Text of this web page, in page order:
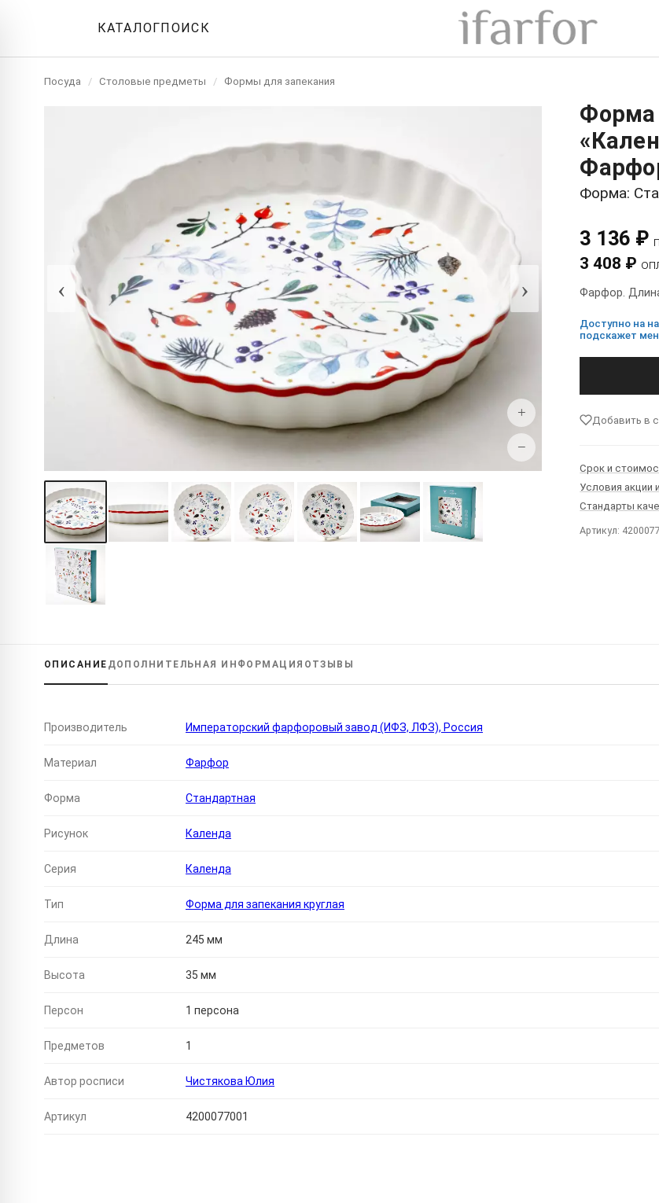
КАТАЛОГПОИСК
Посуда / Столовые предметы / Формы для запекания
‹ ›
+
−
Форма
Форма:
3 136 ₽
3 408 ₽
Фарфор.
Доступно на
подскажет
Добавить в
Срок и
Условия акции
Стандарты
Артикул:
ОПИСАНИЕ ДОПОЛНИТЕЛЬНАЯ ИНФОРМАЦИЯ ОТЗЫВЫ
Производитель Императорский фарфоровый завод (ИФЗ, ЛФЗ), Россия
Материал Фарфор
Форма Стандартная
Рисунок Календа
Серия Календа
Тип Форма для запекания круглая
Длина 245 мм
Высота 35 мм
Персон 1 персона
Предметов 1
Автор росписи Чистякова Юлия
Артикул 4200077001